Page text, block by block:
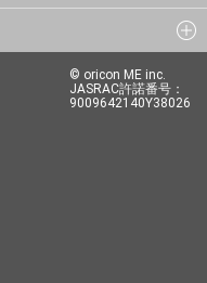
© oricon ME inc.
JASRAC許諾番号：
9009642140Y38026